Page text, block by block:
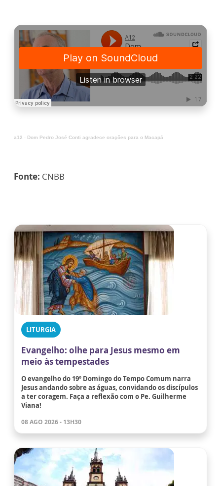
a12 · Dom Pedro José Conti agradece orações para o Macapá
Fonte: CNBB
LITURGIA
Evangelho: olhe para Jesus mesmo em
meio às tempestades
O evangelho do 19º Domingo do Tempo Comum narra
Jesus andando sobre as águas, convidando os discípulos
a ter coragem. Faça a reflexão com o Pe. Guilherme
Viana!
08 AGO 2026 - 13H30